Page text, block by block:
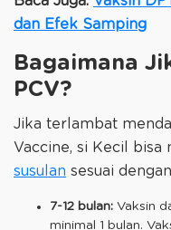
dan Efek Samping
Bagaimana
PCV?
Jika terlambat
Vaccine, si Kecil bisa
susulan sesuai
7-12 bulan: Vaksin
minimal 1 bulan.